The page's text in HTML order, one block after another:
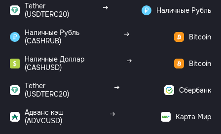
Tether
(USDTERC20)
Наличные Рубль
Наличные Рубль
(CASHRUB)
Bitcoin
Наличные Доллар
(CASHUSD)
Bitcoin
Tether
(USDTERC20)
Сбербанк
Адванс кэш
(ADVCUSD)
Карта Мир